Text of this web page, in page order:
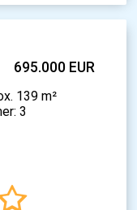
695.000 EUR
139 m²
3